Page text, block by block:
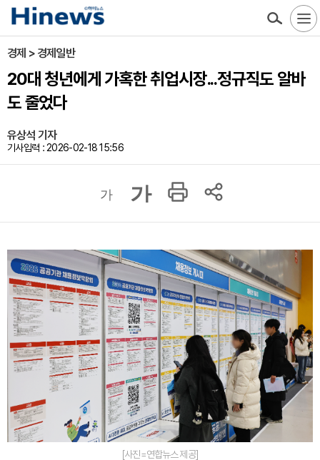
경제 > 경제일반
20대 청년에게 가혹한 취업시장...정규직도 알바
도 줄었다
유상석 기자
기사입력 : 2026-02-18 15:56
가 가
[사진=연합뉴스 제공]